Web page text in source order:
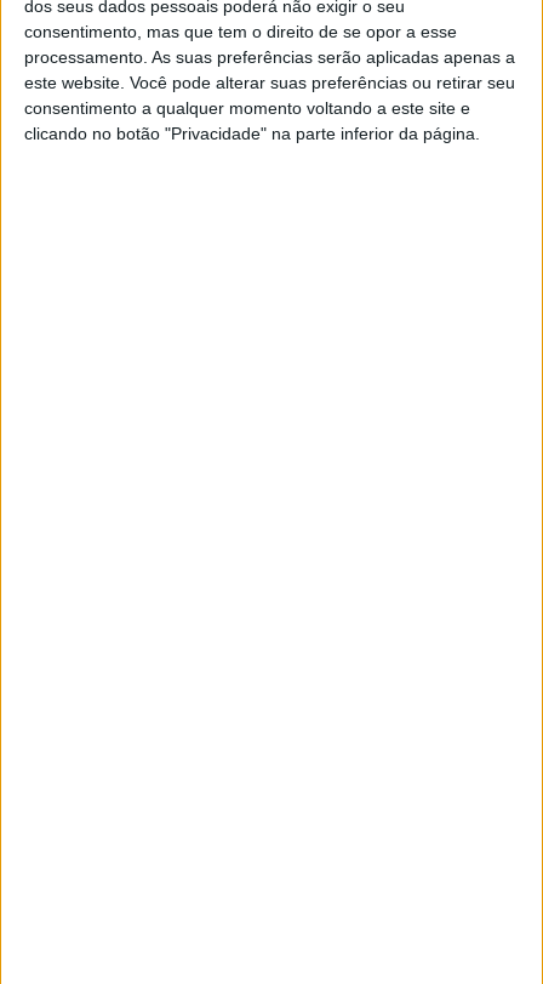
dos seus dados pessoais poderá não exigir o seu
consentimento, mas que tem o direito de se opor a esse
processamento. As suas preferências serão aplicadas apenas a
este website. Você pode alterar suas preferências ou retirar seu
consentimento a qualquer momento voltando a este site e
clicando no botão "Privacidade" na parte inferior da página.
Republicana.
Segundo a proposta inicial do Governo, a
que Lusa teve acesso, os oficiais passariam
a ter um subsídio de 12% da remuneração